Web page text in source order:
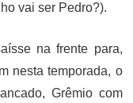
vai ser Pedro?).
na frente para,
nesta temporada, o
Grêmio com